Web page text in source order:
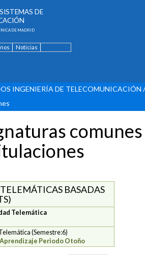
DE
DE MADRID
Noticias
INGENIERÍA DE TELECOMUNICACIÓN /
comunes
BASADAS
Telemática
(Semestre:6)
Aprendizaje Periodo Otoño